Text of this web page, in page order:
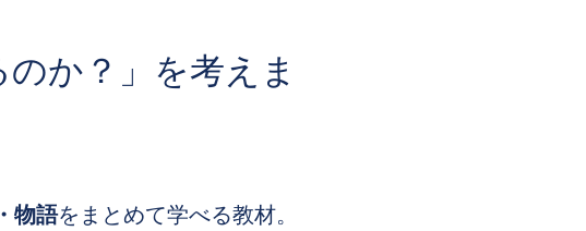
か？」を考えま
物語をまとめて学べる教材。